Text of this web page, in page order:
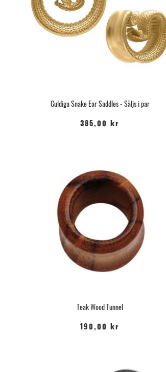
Guldiga Snake Ear Saddles - Säljs i par
385,00 kr
Teak Wood Tunnel
190,00 kr